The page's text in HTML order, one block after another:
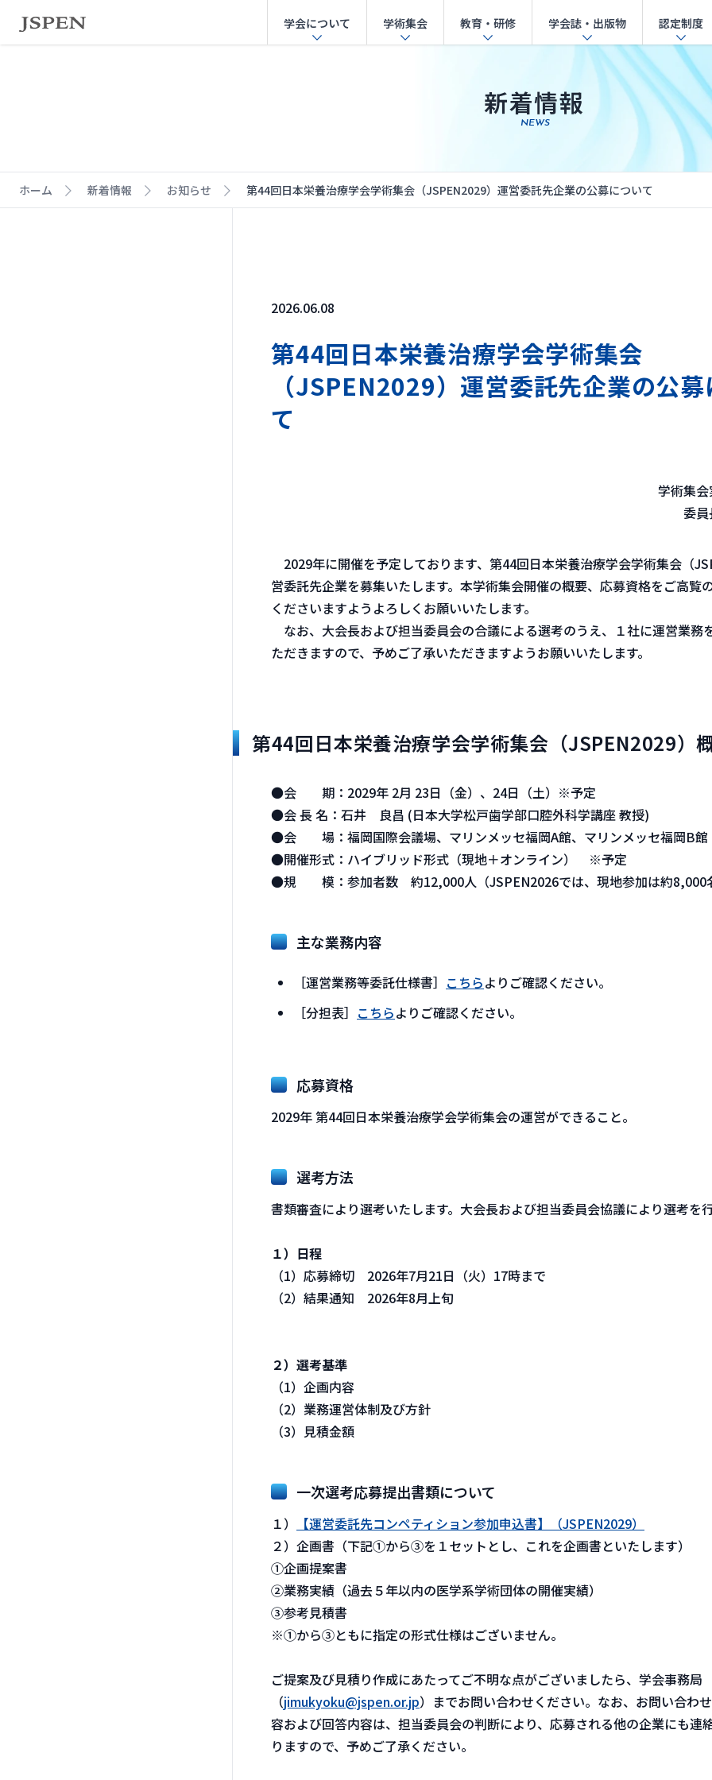
学会について 学術集会 教育・研修 学会誌・出版物 認定制度
新着情報
NEWS
ホーム 新着情報 お知らせ 第44回日本栄養治療学会学術集会（JSPEN2029）運営委託先企業の公募について
2026.06.08
第44回日本栄養治療学会学術集会
（JSPEN2029）運営委託先企業の公募
て
学術集
委
2029年に開催を予定しております、第44回日本栄養治療学会学術集会（
営委託先企業を募集いたします。本学術集会開催の概要、応募資格をご高覧
くださいますようよろしくお願いいたします。
なお、大会長および担当委員会の合議による選考のうえ、１社に運営業務
ただきますので、予めご了承いただきますようお願いいたします。
第44回日本栄養治療学会学術集会（JSPEN2029）
●会 期：2029年 2月 23日（金）、24日（土）※予定
●会 長 名：石井 良昌 (日本大学松戸歯学部口腔外科学講座 教授)
●会 場：福岡国際会議場、マリンメッセ福岡A館、マリンメッセ福岡B
●開催形式：ハイブリッド形式（現地＋オンライン） ※予定
●規 模：参加者数 約12,000人（JSPEN2026では、現地参加は約8,000
主な業務内容
［運営業務等委託仕様書］ こちらよりご確認ください。
［分担表］ こちらよりご確認ください。
応募資格
2029年 第44回日本栄養治療学会学術集会の運営ができること。
選考方法
書類審査により選考いたします。大会長および担当委員会協議により選考を行
１）日程
（1）応募締切 2026年7月21日（火）17時まで
（2）結果通知 2026年8月上旬
２）選考基準
（1）企画内容
（2）業務運営体制及び方針
（3）見積金額
一次選考応募提出書類について
１）
【運営委託先コンペティション参加申込書】（JSPEN2029）
２）企画書（下記①から③を１セットとし、これを企画書といたします）
①企画提案書
②業務実績（過去５年以内の医学系学術団体の開催実績）
③参考見積書
※①から③ともに指定の形式仕様はございません。
ご提案及び見積り作成にあたってご不明な点がございましたら、学会事務局
（jimukyoku@jspen.or.jp）までお問い合わせください。なお、お問い合わ
容および回答内容は、担当委員会の判断により、応募される他の企業にも連
りますので、予めご了承ください。